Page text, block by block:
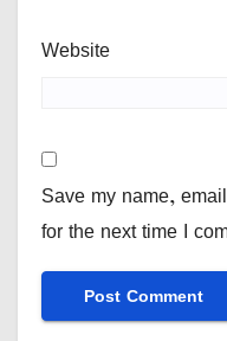
Website
Save my name,
for the next time I